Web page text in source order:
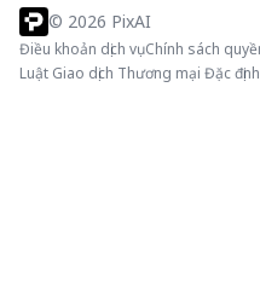
© 2026 PixAI
Điều khoản dịch vụChính sách
Luật Giao dịch Thương mại Đặc định